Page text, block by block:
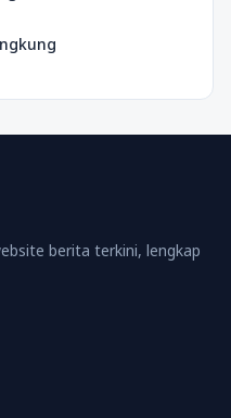
berita terkini, lengkap